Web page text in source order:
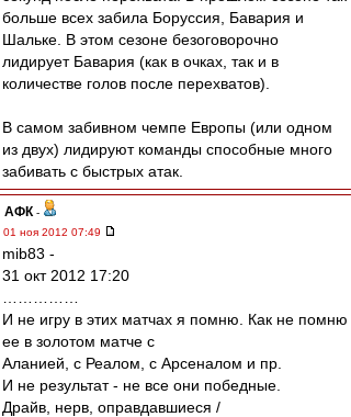
больше всех забила Боруссия, Бавария и
Шальке. В этом сезоне безоговорочно
лидирует Бавария (как в очках, так и в
количестве голов после перехватов).
В самом забивном чемпе Европы (или одном
из двух) лидируют команды способные много
забивать с быстрых атак.
АФК -
01 ноя 2012 07:49
mib83 -
31 окт 2012 17:20
И не игру в этих матчах я помню. Как не помню
ее в золотом матче с
Аланией, с Реалом, с Арсеналом и пр.
И не результат - не все они победные.
Драйв, нерв, оправдавшиеся /